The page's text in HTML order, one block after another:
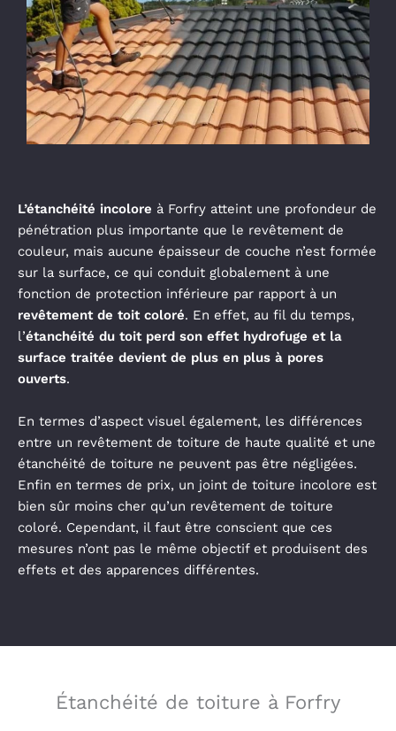
L’étanchéité incolore à Forfry atteint une profondeur de
pénétration plus importante que le revêtement de
couleur, mais aucune épaisseur de couche n’est formée
sur la surface, ce qui conduit globalement à une
fonction de protection inférieure par rapport à un
revêtement de toit coloré. En effet, au fil du temps,
l’étanchéité du toit perd son effet hydrofuge et la
surface traitée devient de plus en plus à pores
ouverts.
En termes d’aspect visuel également, les différences
entre un revêtement de toiture de haute qualité et une
étanchéité de toiture ne peuvent pas être négligées.
Enfin en termes de prix, un joint de toiture incolore est
bien sûr moins cher qu’un revêtement de toiture
coloré. Cependant, il faut être conscient que ces
mesures n’ont pas le même objectif et produisent des
effets et des apparences différentes.
Étanchéité de toiture à Forfry